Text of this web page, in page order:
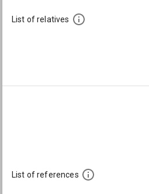
List of relatives
List of references